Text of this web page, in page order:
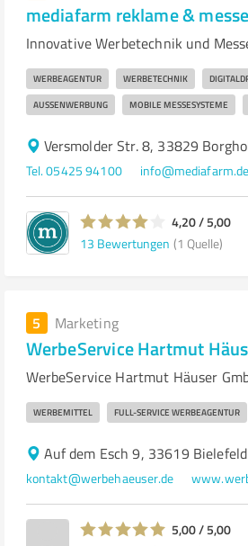
mediafarm reklame &
Innovative Werbetechnik und
WERBEAGENTUR WERBETECHNIK
AUSSENWERBUNG MOBILE MESSESYSTEME
Versmolder Str. 8, 33829
Tel. 05425 94100 info@mediafarm.de
4,20 / 5,00
13 Bewertungen (1 Quelle)
5 Marketing
WerbeService Hartmut
WerbeService Hartmut Häuser
WERBEMITTEL FULL-SERVICE WERBEAGENTUR
Auf dem Esch 9, 33619 Bielefeld
kontakt@werbehaeuser.de
5,00 / 5,00